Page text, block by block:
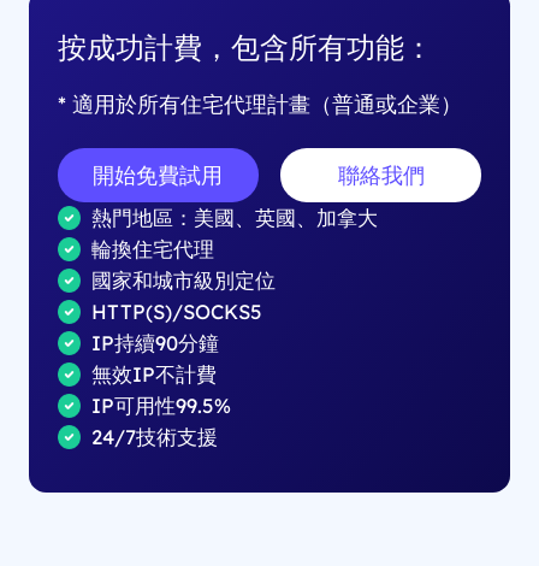
按成功計費，包含所有功能：
* 適用於所有住宅代理計畫（普通或企業）
開始免費試用 聯絡我們
熱門地區：美國、英國、加拿大
輪換住宅代理
國家和城市級別定位
HTTP(S)/SOCKS5
IP持續90分鐘
無效IP不計費
IP可用性99.5%
24/7技術支援